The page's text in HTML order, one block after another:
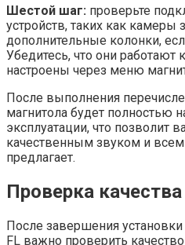
Шестой шаг: проверьте
устройств, таких как камеры
дополнительные колонки,
Убедитесь, что они работают
настроены через меню
После выполнения
магнитола будет полностью
эксплуатации, что позволит
качественным звуком и
предлагает.
Проверка
После завершения
FL важно проверить